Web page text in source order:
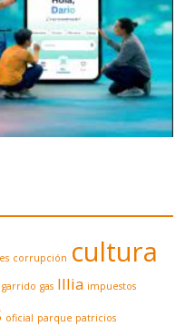
corrupción cultura
garrido gas Illia impuestos
oficial parque patricios